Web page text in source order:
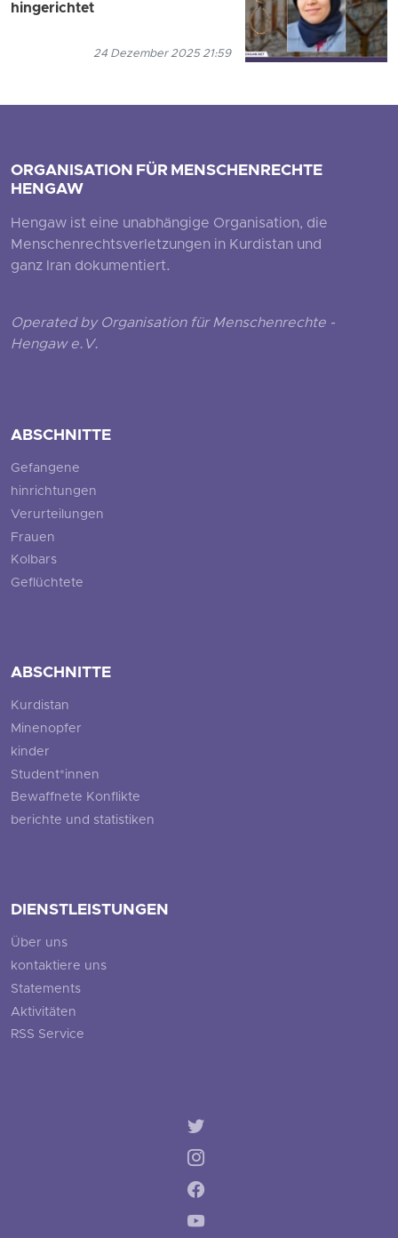
hingerichtet
24 Dezember 2025 21:59
ORGANISATION FÜR MENSCHENRECHTE
HENGAW
Hengaw ist eine unabhängige Organisation, die
Menschenrechtsverletzungen in Kurdistan und
ganz Iran dokumentiert.
Operated by Organisation für Menschenrechte -
Hengaw e.V.
ABSCHNITTE
Gefangene
hinrichtungen
Verurteilungen
Frauen
Kolbars
Geflüchtete
ABSCHNITTE
Kurdistan
Minenopfer
kinder
Student*innen
Bewaffnete Konflikte
berichte und statistiken
DIENSTLEISTUNGEN
Über uns
kontaktiere uns
Statements
Aktivitäten
RSS Service